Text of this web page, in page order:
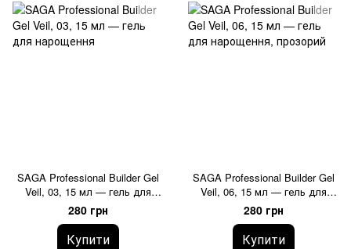
SAGA Professional Builder Gel
Veil, 03, 15 мл — гель для
нарощення
280 грн
Купити
SAGA Professional Builder Gel
Veil, 06, 15 мл — гель для
нарощення, прозорий
280 грн
Купити